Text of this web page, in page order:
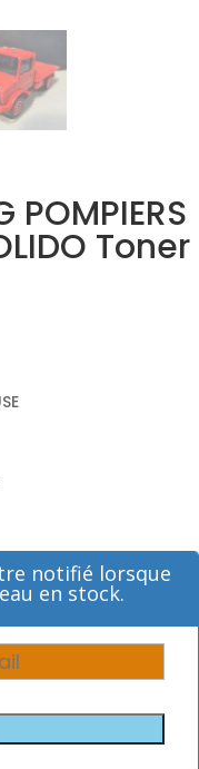
POMPIERS
Toner
notifié lorsque
en stock.